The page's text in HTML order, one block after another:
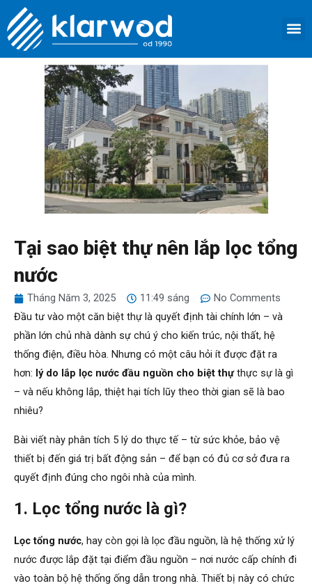
Nhảy
tới
nội
Tại sao biệt thự nên lắp lọc tổng
nước
Tháng Năm 3, 2025 11:49 sáng
No Comments
Đầu tư vào một căn biệt thự là quyết định tài chính lớn – và
phần lớn chủ nhà dành sự chú ý cho kiến trúc, nội thất, hệ
thống điện, điều hòa. Nhưng có một câu hỏi ít được đặt ra
hơn: lý do lắp lọc nước đầu nguồn cho biệt thựthực sự là gì
– và nếu không lắp, thiệt hại tích lũy theo thời gian sẽ là bao
nhiêu?
Bài viết này phân tích 5 lý do thực tế – từ sức khỏe, bảo vệ
thiết bị đến giá trị bất động sản – để bạn có đủ cơ sở đưa ra
quyết định đúng cho ngôi nhà của mình.
1. Lọc tổng nước là gì?
Lọc tổng nước, hay còn gọi là lọc đầu nguồn, là hệ thống xử lý
nước được lắp đặt tại điểm đầu nguồn – nơi nước cấp chính đi
vào toàn bộ hệ thống ống dẫn trong nhà. Thiết bị này có chức